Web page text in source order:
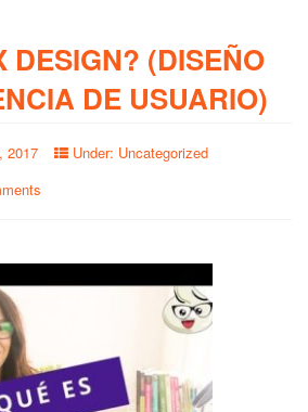
DESIGN? (DISEÑO
DE USUARIO)
2017 Under: Uncategorized